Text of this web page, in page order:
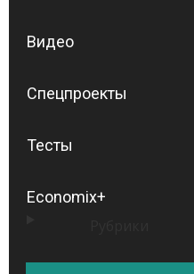
Видео
Спецпроекты
Тесты
Economix+